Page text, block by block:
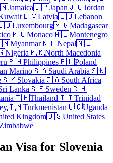
Jamaica🇯🇵Japan🇯🇴Jordan
🇱🇻Latvia🇱🇧Lebanon
Luxembourg🇲🇬Madagascar
🇲🇨Monaco🇲🇪Montenegro
Myanmar🇳🇵Nepal🇳🇱
Nigeria🇲🇰North Macedonia
🇵🇭Philippines🇵🇱Poland
Marino🇸🇦Saudi Arabia🇸🇳
🇸🇰Slovakia🇿🇦South Africa
Lanka🇸🇪Sweden🇨🇭
🇹🇭Thailand🇹🇹Trinidad
🇹🇲Turkmenistan🇺🇬Uganda
Kingdom🇺🇸United States
Zimbabwe
Visa for Slovenia